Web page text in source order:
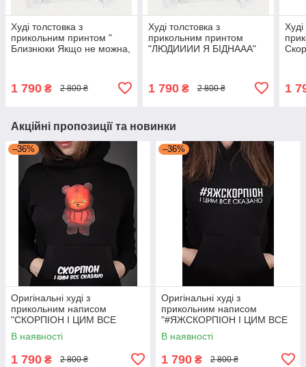
Худі толстовка з
прикольним принтом "
Близнюки Якщо не можна,
1 790 ₴ 2 800 ₴
Худі толстовка з
прикольним принтом
"ЛЮДИИИИ Я БІДНААА"
1 790₴ 2 800 ₴ 1
Акційні пропозиції та новинки
–36%
Оригінальні худі з
прикольним написом
"СКОРПІОН І ЦИМ ВСЕ
СКАЗАНО"
В наявності
1 790 ₴ 2 800 ₴
–36%
Оригінальні худі з
прикольним написом
"#ЯЖСКОРПІОН І ЦИМ ВСЕ
СКАЗАНО"
В наявності
1 790 ₴ 2 800 ₴